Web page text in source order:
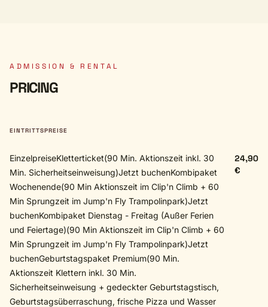
ADMISSION & RENTAL
PRICING
EINTRITTSPREISE
EinzelpreiseKletterticket(90 Min. Aktionszeit inkl. 30
Min. Sicherheitseinweisung)Jetzt buchenKombipaket
Wochenende(90 Min Aktionszeit im Clip'n Climb + 60
Min Sprungzeit im Jump'n Fly Trampolinpark)Jetzt
buchenKombipaket Dienstag - Freitag (Außer Ferien
und Feiertage)(90 Min Aktionszeit im Clip'n Climb + 60
Min Sprungzeit im Jump'n Fly Trampolinpark)Jetzt
buchenGeburtstagspaket Premium(90 Min.
Aktionszeit Klettern inkl. 30 Min.
Sicherheitseinweisung + gedeckter Geburtstagstisch,
Geburtstagsüberraschung, frische Pizza und Wasser
24,90
€